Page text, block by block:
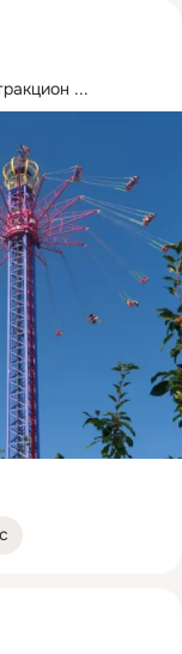
...